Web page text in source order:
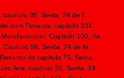
35, Sexta, 24 de f...
com Pimenta: capítulo 101,...
Capítulo 100, Se...
56, Sexta, 24 de fe...
do capítulo 75, Sexta...
Ana: capítulo 20, Sexta, 24